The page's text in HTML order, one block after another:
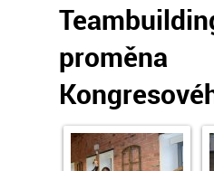
proměna